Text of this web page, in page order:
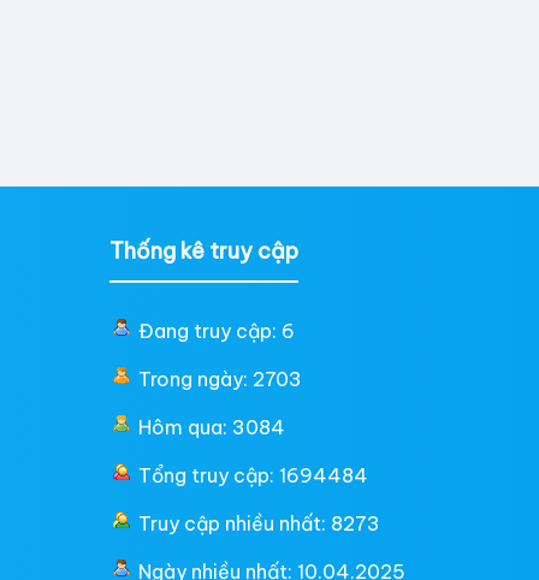
Thống kê truy cập
Đang truy cập: 6
Trong ngày: 2703
Hôm qua: 3084
Tổng truy cập: 1694484
Truy cập nhiều nhất: 8273
Ngày nhiều nhất: 10.04.2025